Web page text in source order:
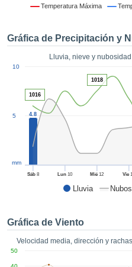
permite
sin coste.
el botón
a la
ya sean
en
así como
un perfil
CONTINUAR
CONFIGURACIÓN
Temperatura Máxima
Gráfica de Precipitación y
Lluvia, nieve y
Lluvia
Sáb8 Lun 10 Mié 12 Vie
5
10
mm
4.8
1016
1018
Gráfica de Viento
Velocidad media, dirección y
50